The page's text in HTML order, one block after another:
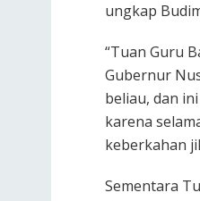
ungkap
“Tuan Guru
Gubernur
beliau, dan
karena
keberkahan
Sementara